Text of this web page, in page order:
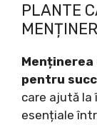
PLANTE
pentru
care ajută la
esențiale